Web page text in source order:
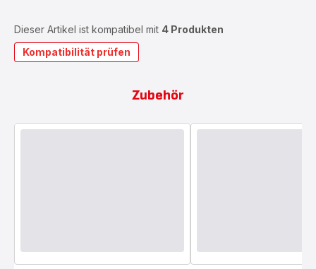
Dieser Artikel ist kompatibel mit 4 Produkten
Kompatibilität prüfen
Zubehör